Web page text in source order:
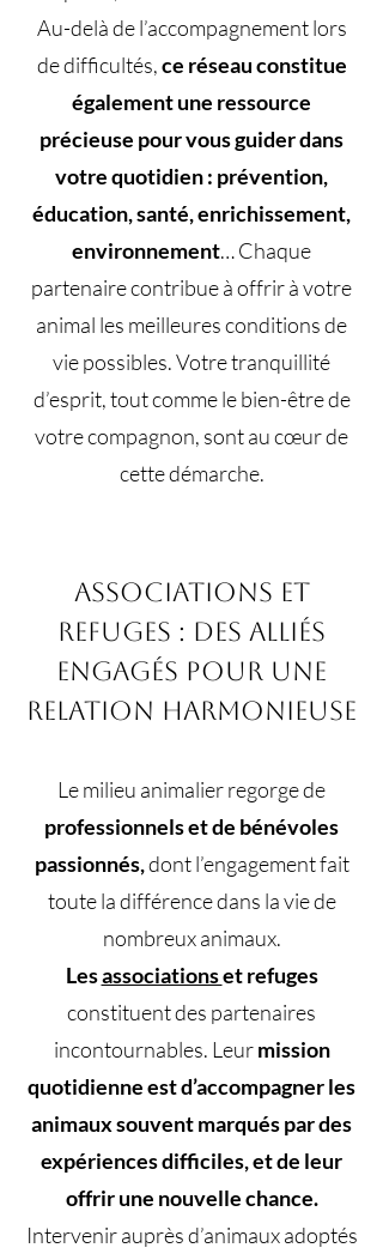
Au-delà de l’accompagnement lors
de difficultés,ce réseau constitue
également une ressource
précieuse pour vous guider dans
votre quotidien : prévention,
éducation, santé, enrichissement,
environnement… Chaque
partenaire contribue à offrir à votre
animal les meilleures conditions de
vie possibles. Votre tranquillité
d’esprit, tout comme le bien-être de
votre compagnon, sont au cœur de
cette démarche.
Associations et
refuges : des alliés
engagés pour une
relation harmonieuse
Le milieu animalier regorge de
professionnels et de bénévoles
passionnés,dont l’engagement fait
toute la différence dans la vie de
nombreux animaux.
Lesassociationset refuges
constituent des partenaires
incontournables. Leurmission
quotidienne est d’accompagner les
animaux souvent marqués par des
expériences difficiles, et de leur
offrir une nouvelle chance.
Intervenir auprès d’animaux adoptés